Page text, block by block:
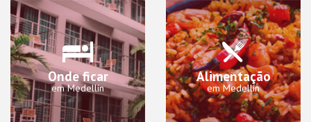
Onde ficar
em Medellín
Alimentação
em Medellín